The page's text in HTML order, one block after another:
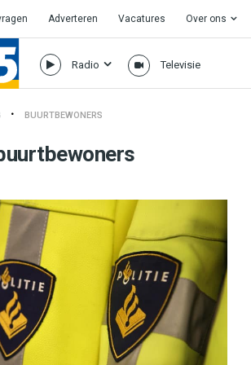
Adverteren Vacatures Over ons
Radio Televisie
BUURTBEWONERS